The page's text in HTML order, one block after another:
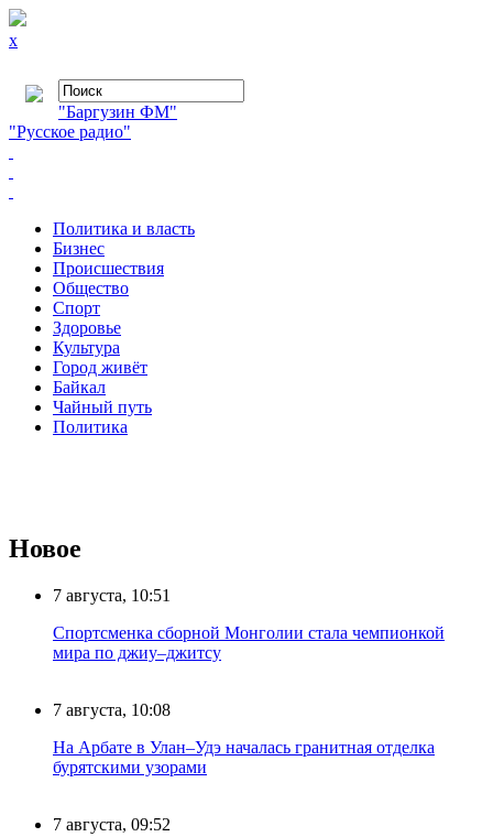
x
"Баргузин ФМ"
"Русское радио"
Политика и власть
Бизнес
Происшествия
Общество
Cпорт
Здоровье
Культура
Город живёт
Байкал
Чайный путь
Политика
Новое
7 августа, 10:51
Спортсменка сборной Монголии стала чемпионкой
мира по джиу–джитсу
7 августа, 10:08
На Арбате в Улан–Удэ началась гранитная отделка
бурятскими узорами
7 августа, 09:52